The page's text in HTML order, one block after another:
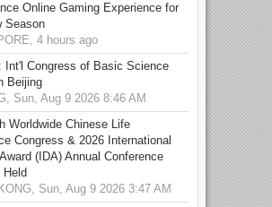
Online Gaming Experience for
Season
4 hours ago
Int'l Congress of Basic Science
Beijing
Sun, Aug 9 2026 8:46 AM
Worldwide Chinese Life
Congress & 2026 International
(IDA) Annual Conference
Held
Sun, Aug 9 2026 3:47 AM